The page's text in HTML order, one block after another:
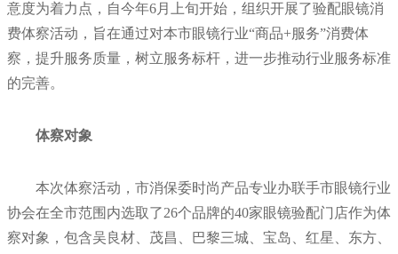
意度为着力点，自今年6月上旬开始，组织开展了验配眼镜消
费体察活动，旨在通过对本市眼镜行业“商品+服务”消费体
察，提升服务质量，树立服务标杆，进一步推动行业服务标准
的完善。
体察对象
本次体察活动，市消保委时尚产品专业办联手市眼镜行业
协会在全市范围内选取了26个品牌的40家眼镜验配门店作为体
察对象，包含吴良材、茂昌、巴黎三城、宝岛、红星、东方、